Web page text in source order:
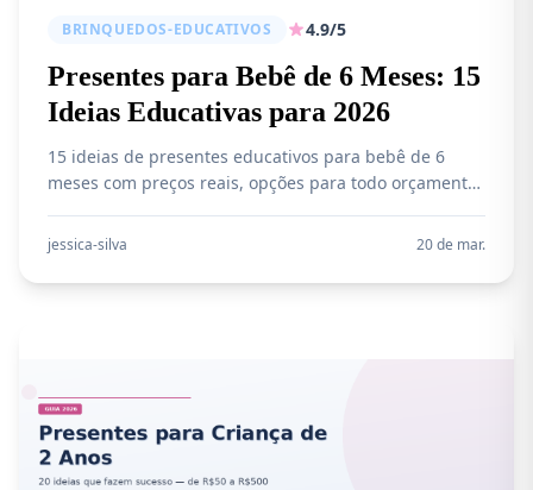
BRINQUEDOS-EDUCATIVOS 4.9/5
Presentes para Bebê de 6 Meses: 15
Ideias Educativas para 2026
15 ideias de presentes educativos para bebê de 6
meses com preços reais, opções para todo orçamento
jessica-silva 20 de mar.